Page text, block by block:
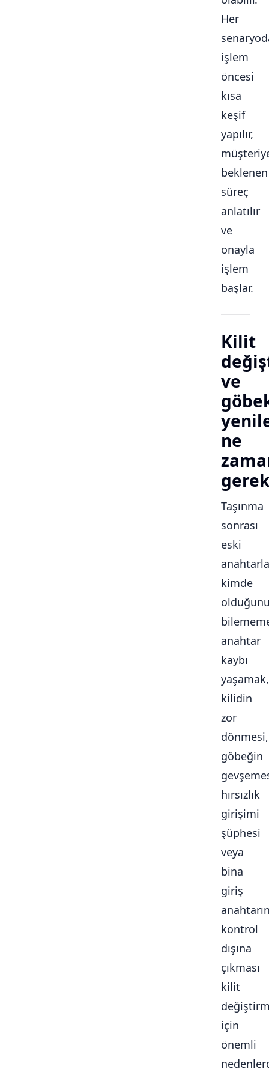
Her
işlem
öncesi
kısa
keşif
yapılır,
beklenen
süreç
anlatılır
ve
onayla
işlem
başlar.
Kilit
ve
ne
Taşınma
sonrası
eski
kimde
anahtar
kaybı
yaşamak,
kilidin
zor
dönmesi,
göbeğin
hırsızlık
girişimi
şüphesi
veya
bina
giriş
kontrol
dışına
çıkması
kilit
için
önemli